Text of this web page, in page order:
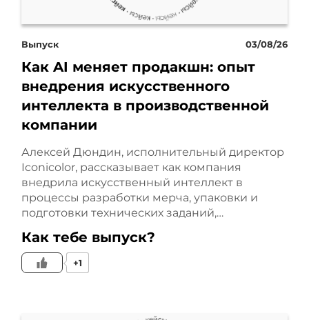
рассказать вам сегодня?
Сегодня мой кейс будет
про одного самарского
автодилера. Естественно,
запрос классический,
нужно обеспечить
стабильный поток
покупателей, нужно дать
объемы продаж и объемы
проблемой, как всегда,
Выпуск 03/08/26
Как AI меняет продакшн: опыт
внедрения искусственного
интеллекта в производственной
компании
Алексей Дюндин, исполнительный директор
Iconicolor, рассказывает как компания
внедрила искусственный интеллект в
процессы разработки мерча, упаковки и
подготовки технических заданий,…
Как тебе выпуск?
+1